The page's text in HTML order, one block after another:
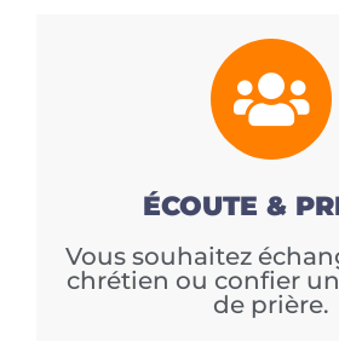
ÉCOUTE &
Vous souhaitez
chrétien ou confier
de prière.